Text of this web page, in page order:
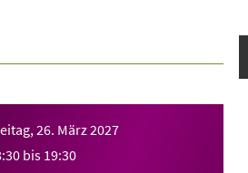
26. März 2027
bis 19:30